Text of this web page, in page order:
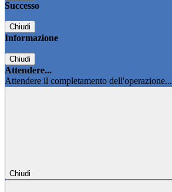
Successo
Chiudi
Informazione
Chiudi
Attendere...
Attendere il completamento dell'operazione...
Chiudi